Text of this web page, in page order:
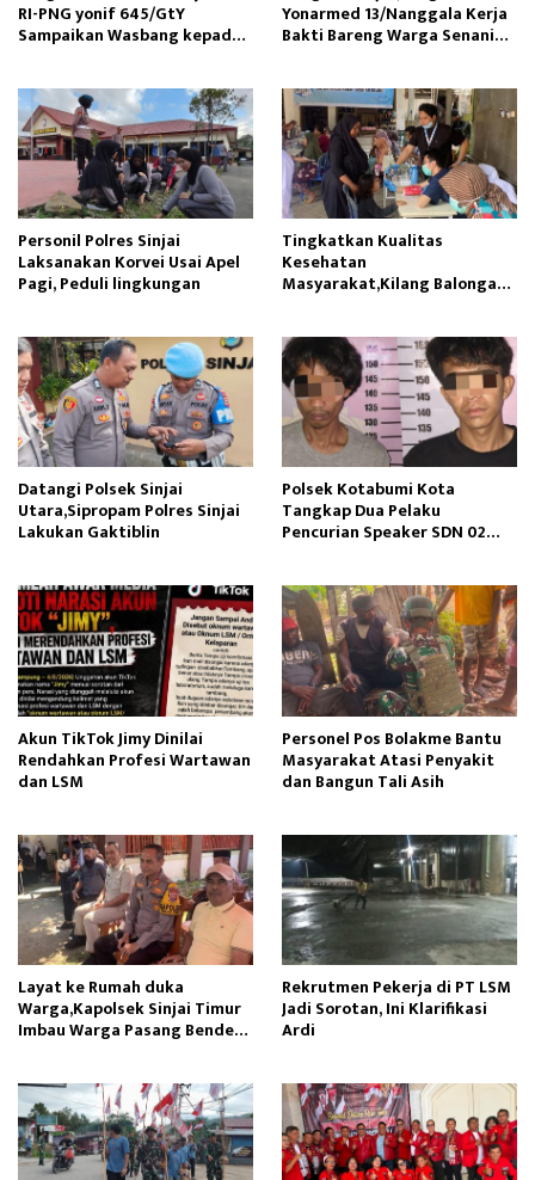
RI-PNG yonif 645/GtY
Sampaikan Wasbang kepada
Yonarmed 13/Nanggala Kerja
Bakti Bareng Warga Senaning
Personil Polres Sinjai
Laksanakan Korvei Usai Apel
Pagi, Peduli lingkungan
Tingkatkan Kualitas
Kesehatan
Masyarakat,Kilang Balongan
Datangi Polsek Sinjai
Utara,Sipropam Polres Sinjai
Lakukan Gaktiblin
Polsek Kotabumi Kota
Tangkap Dua Pelaku
Pencurian Speaker SDN 02
Akun TikTok Jimy Dinilai
Rendahkan Profesi Wartawan
dan LSM
Personel Pos Bolakme Bantu
Masyarakat Atasi Penyakit
dan Bangun Tali Asih
Layat ke Rumah duka
Warga,Kapolsek Sinjai Timur
Imbau Warga Pasang Bendera
Rekrutmen Pekerja di PT LSM
Jadi Sorotan, Ini Klarifikasi
Ardi